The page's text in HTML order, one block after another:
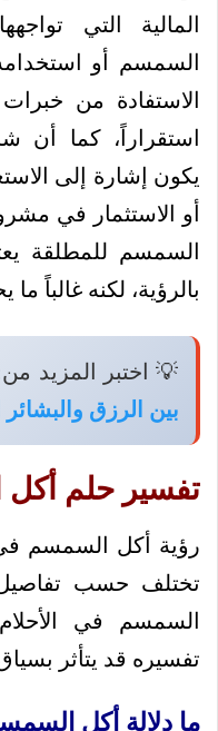
المالية التي
السمسم أو
الاستفادة من
استقراراً، كما
يكون إشارة إلى
أو الاستثمار في
السمسم للمطلقة
بالرؤية، لكنه غالباً
💡 اختبر المزيد
بين الرزق
تفسير حلم
رؤية أكل السمسم في
تختلف حسب تفاصيل
السمسم في
تفسيره قد يتأثر
ما دلالة أكل